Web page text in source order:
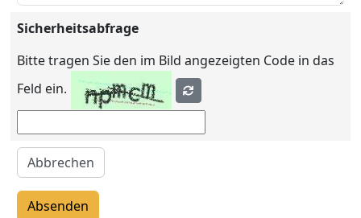
Sicherheitsabfrage
Bitte tragen Sie den im Bild angezeigten Code in das
Feld ein.
Abbrechen
Absenden